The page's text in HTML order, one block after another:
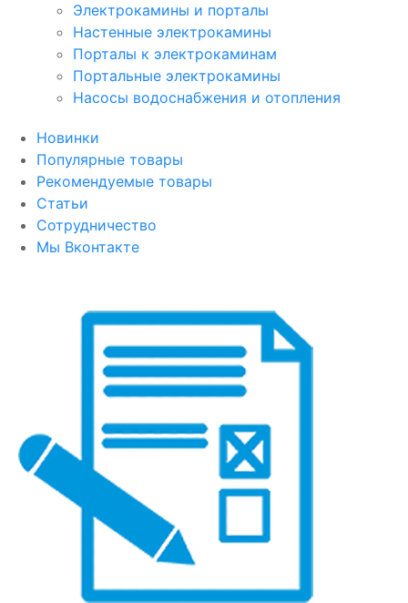
Электрокамины и порталы
Настенные электрокамины
Порталы к электрокаминам
Портальные электрокамины
Насосы водоснабжения и отопления
Новинки
Популярные товары
Рекомендуемые товары
Статьи
Сотрудничество
Мы Вконтакте